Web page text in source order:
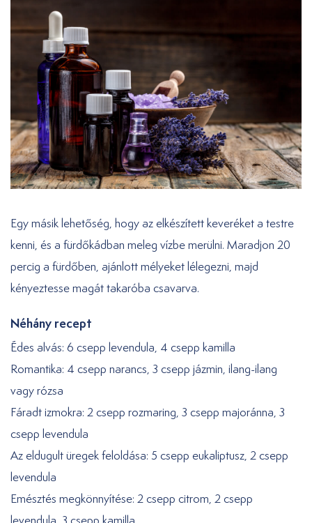
Egy másik lehetőség, hogy az elkészített keveréket a testre
kenni, és a fürdőkádban meleg vízbe merülni. Maradjon 20
percig a fürdőben, ajánlott mélyeket lélegezni, majd
kényeztesse magát takaróba csavarva.
Néhány recept
Édes alvás: 6 csepp levendula, 4 csepp kamilla
Romantika: 4 csepp narancs, 3 csepp jázmin, ilang-ilang
vagy rózsa
Fáradt izmokra: 2 csepp rozmaring, 3 csepp majoránna, 3
csepp levendula
Az eldugult üregek feloldása: 5 csepp eukaliptusz, 2 csepp
levendula
Emésztés megkönnyítése: 2 csepp citrom, 2 csepp